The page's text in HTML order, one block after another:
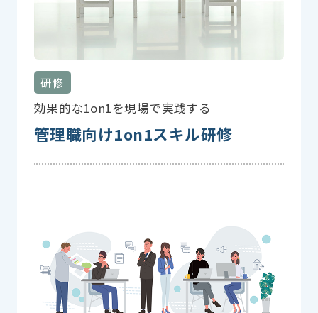
研修
効果的な1on1を現場で実践する
管理職向け1on1スキル研修